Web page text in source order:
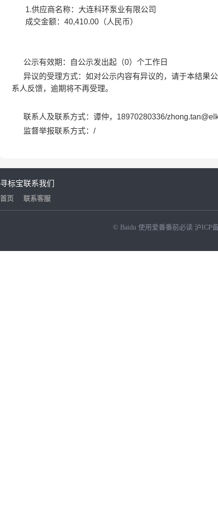
1.供应商名称：大连科环泵业有限公司
成交金额：40,410.00（人民币）
公示有效期：自公示发出起（0）个工作日
异议的受理方式：如对公示内容有异议的，请于本结果
系人反馈，逾期将不再受理。
联系人及联系方式：谭仲，18970280336/
监督举报联系方式：/
寻标宝
首页
联系我们
联系客服
© Baidu 使用爱番番前必读 沪ICP